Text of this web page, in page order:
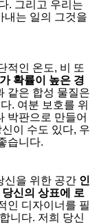
. 그리고 우리는
내는 일의 그것을
적인 온도, 비 또
확률이 높은 경
같은 합성 물질은
. 여분 보호를 위
박판으로 만들어
이 수도 있다, 우
습니다.
신을 위한 공간 인
당신의 상표에 로
인 디자이너를 필
니다. 저희 당신